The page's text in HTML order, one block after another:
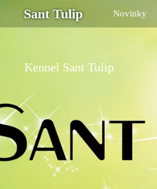
Sant Tulip Novinky
Kennel Sant Tulip